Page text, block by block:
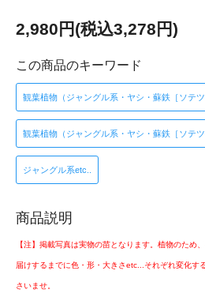
2,980円(税込3,278円)
この商品のキーワード
観葉植物（ジャングル系・ヤシ・蘇鉄［ソテツ
観葉植物（ジャングル系・ヤシ・蘇鉄［ソテツ
ジャングル系etc..
商品説明
【注】掲載写真は実物の苗となります。植物のため
届けするまでに色・形・大きさetc...それぞれ変化す
さいませ。